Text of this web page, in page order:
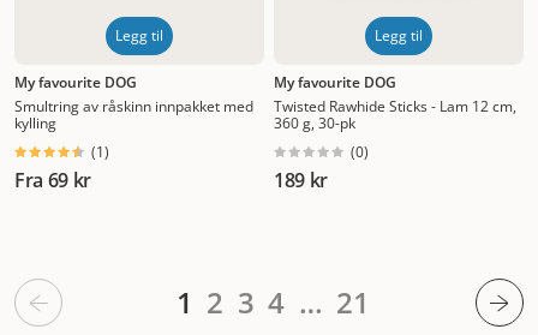
Legg til
My favourite DOG
Smultring av råskinn innpakket med
kylling
(1)
Fra 69 kr
Legg til
My favourite DOG
Twisted Rawhide Sticks - Lam 12 cm,
360 g, 30-pk
(0)
189 kr
1 2 3 4 … 21